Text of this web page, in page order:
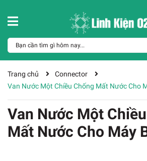
Trang chủ
Connector
Van Nước Một Chiều Chống Mất Nước Cho
Van Nước Một
Mất Nước Cho Máy